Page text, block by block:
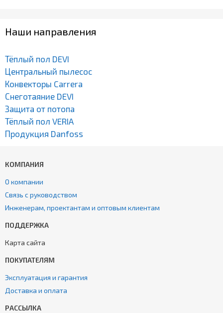
Наши направления
Тёплый пол DEVI
Центральный пылесос
Конвекторы Carrera
Снеготаяние DEVI
Защита от потопа
Тёплый пол VERIA
Продукция Danfoss
КОМПАНИЯ
О компании
Связь с руководством
Инженерам, проектантам и оптовым клиентам
ПОДДЕРЖКА
Карта сайта
ПОКУПАТЕЛЯМ
Эксплуатация и гарантия
Доставка и оплата
РАССЫЛКА